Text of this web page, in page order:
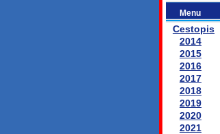
Menu
Cestopis
2014
2015
2016
2017
2018
2019
2020
2021